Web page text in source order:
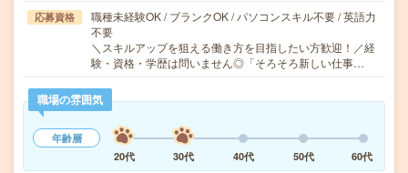
応募資格
職種未経験OK / ブランクOK / パソコンスキル不要 / 英語力
不要
＼スキルアップを狙える働き方を目指したい方歓迎！／経
験・資格・学歴は問いません◎「そろそろ新しい仕事…
職場の雰囲気
年齢層
20代
30代 40代 50代 60代